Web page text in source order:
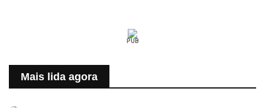
PUB
Mais lida agora